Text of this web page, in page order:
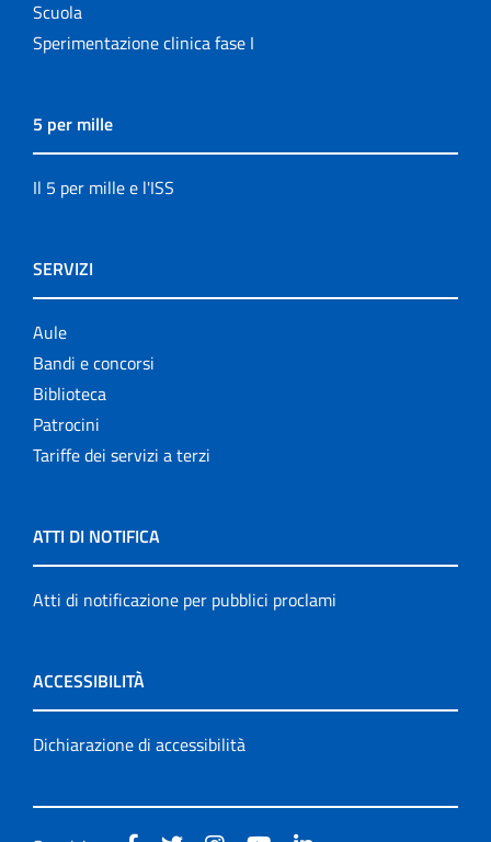
Scuola
Sperimentazione clinica fase I
5 per mille
Il 5 per mille e l'ISS
SERVIZI
Aule
Bandi e concorsi
Biblioteca
Patrocini
Tariffe dei servizi a terzi
ATTI DI NOTIFICA
Atti di notificazione per pubblici proclami
ACCESSIBILITÀ
Dichiarazione di accessibilità